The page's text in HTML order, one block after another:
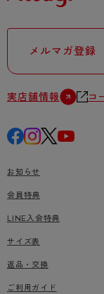
メルマガ登録
実店舗情報 コ
お知らせ
会員特典
LINE入会特典
サイズ表
返品・交換
ご利用ガイド